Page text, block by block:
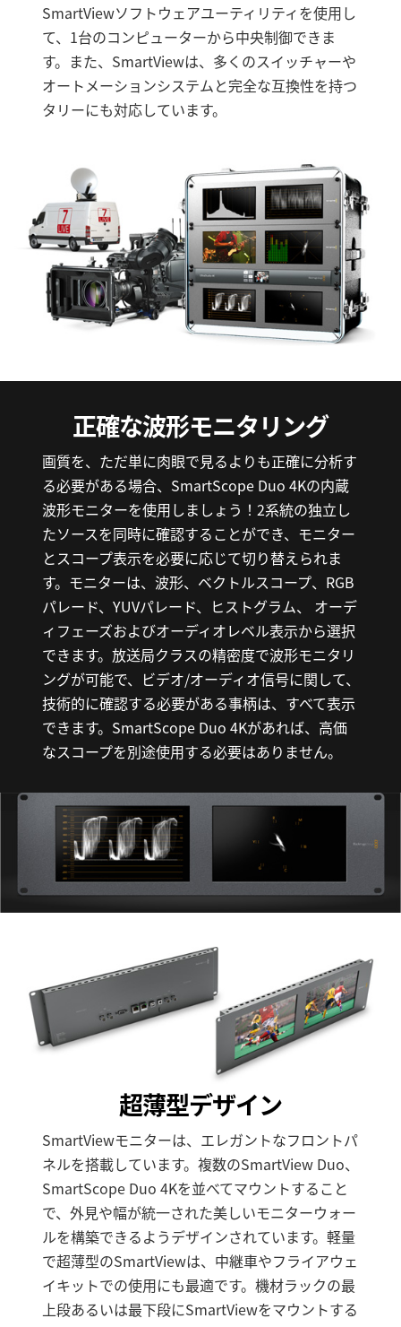
SmartViewソフトウェアユーティリティを使用し
て、1台のコンピューターから中央制御できま
す。また、SmartViewは、多くのスイッチャーや
オートメーションシステムと完全な互換性を持つ
タリーにも対応しています。
正確な波形モニタリング
画質を、ただ単に肉眼で見るよりも正確に分析す
る必要がある場合、SmartScope Duo 4Kの内蔵
波形モニターを使用しましょう！2系統の独立し
たソースを同時に確認することができ、モニター
とスコープ表示を必要に応じて切り替えられま
す。モニターは、波形、ベクトルスコープ、RGB
パレード、YUVパレード、ヒストグラム、 オーデ
ィフェーズおよびオーディオレベル表示から選択
できます。放送局クラスの精密度で波形モニタリ
ングが可能で、ビデオ/オーディオ信号に関して、
技術的に確認する必要がある事柄は、すべて表示
できます。SmartScope Duo 4Kがあれば、高価
なスコープを別途使用する必要はありません。
超薄型デザイン
SmartViewモニターは、エレガントなフロントパ
ネルを搭載しています。複数のSmartView Duo、
SmartScope Duo 4Kを並べてマウントすること
で、外見や幅が統一された美しいモニターウォー
ルを構築できるようデザインされています。軽量
で超薄型のSmartViewは、中継車やフライアウェ
イキットでの使用にも最適です。機材ラックの最
上段あるいは最下段にSmartViewをマウントする